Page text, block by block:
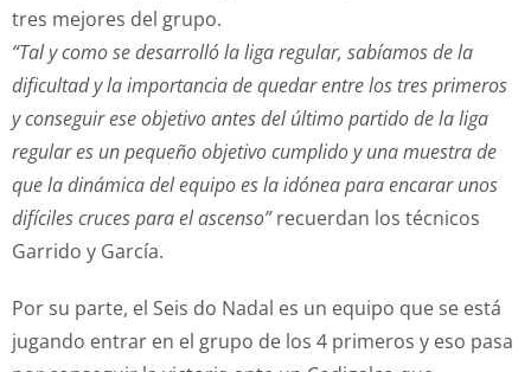
tres mejores del grupo.
“Tal y como se desarrolló la liga regular, sabíamos de la
dificultad y la importancia de quedar entre los tres primeros
y conseguir ese objetivo antes del último partido de la liga
regular es un pequeño objetivo cumplido y una muestra de
que la dinámica del equipo es la idónea para encarar unos
difíciles cruces para el ascenso”recuerdan los técnicos
Garrido y García.
Por su parte, el Seis do Nadal es un equipo que se está
jugando entrar en el grupo de los 4 primeros y eso pasa